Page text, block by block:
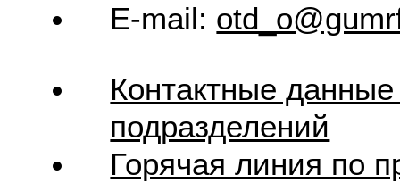
E-mail:
Контактные данные
подразделений
Горячая линия по